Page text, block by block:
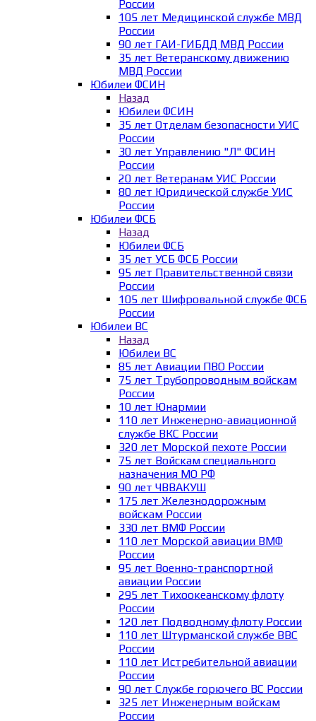
России
105 лет Медицинской службе МВД
России
90 лет ГАИ-ГИБДД МВД России
35 лет Ветеранскому движению
МВД России
Юбилеи ФСИН
Назад
Юбилеи ФСИН
35 лет Отделам безопасности УИС
России
30 лет Управлению "Л" ФСИН
России
20 лет Ветеранам УИС России
80 лет Юридической службе УИС
России
Юбилеи ФСБ
Назад
Юбилеи ФСБ
35 лет УСБ ФСБ России
95 лет Правительственной связи
России
105 лет Шифровальной службе ФСБ
России
Юбилеи ВС
Назад
Юбилеи ВС
85 лет Авиации ПВО России
75 лет Трубопроводным войскам
России
10 лет Юнармии
110 лет Инженерно-авиационной
службе ВКС России
320 лет Морской пехоте России
75 лет Войскам специального
назначения МО РФ
90 лет ЧВВАКУШ
175 лет Железнодорожным
войскам России
330 лет ВМФ России
110 лет Морской авиации ВМФ
России
95 лет Военно-транспортной
авиации России
295 лет Тихоокеанскому флоту
России
120 лет Подводному флоту России
110 лет Штурманской службе ВВС
России
110 лет Истребительной авиации
России
90 лет Службе горючего ВС России
325 лет Инженерным войскам
России